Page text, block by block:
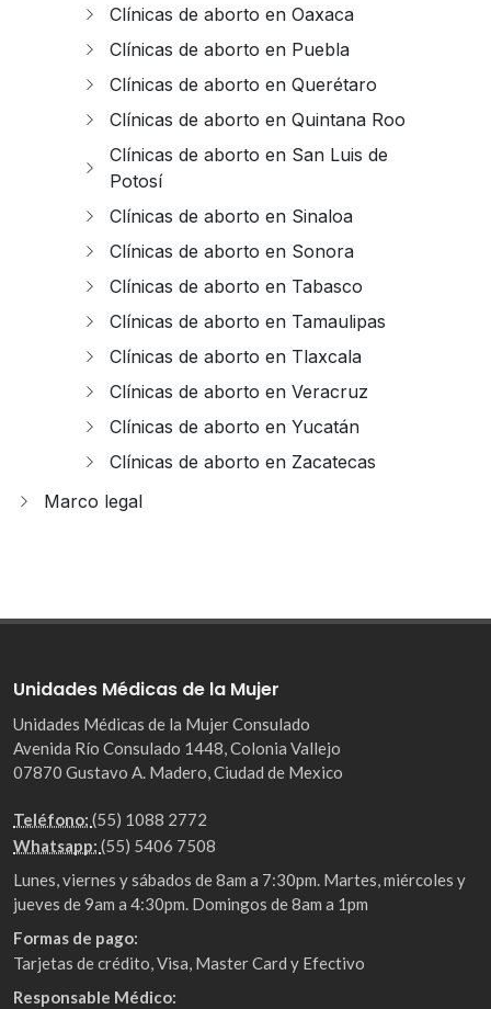
Clínicas de aborto en Oaxaca
Clínicas de aborto en Puebla
Clínicas de aborto en Querétaro
Clínicas de aborto en Quintana Roo
Clínicas de aborto en San Luis de
Potosí
Clínicas de aborto en Sinaloa
Clínicas de aborto en Sonora
Clínicas de aborto en Tabasco
Clínicas de aborto en Tamaulipas
Clínicas de aborto en Tlaxcala
Clínicas de aborto en Veracruz
Clínicas de aborto en Yucatán
Clínicas de aborto en Zacatecas
Marco legal
Unidades Médicas de la Mujer
Unidades Médicas de la Mujer Consulado
Avenida Río Consulado 1448, Colonia Vallejo
07870 Gustavo A. Madero, Ciudad de Mexico
Teléfono: (55) 1088 2772
Whatsapp: (55) 5406 7508
Lunes, viernes y sábados de 8am a 7:30pm. Martes, miércoles y
jueves de 9am a 4:30pm. Domingos de 8am a 1pm
Formas de pago:
Tarjetas de crédito, Visa, Master Card y Efectivo
Responsable Médico: